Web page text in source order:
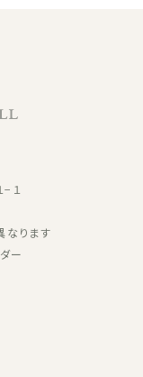
１
ります
ー